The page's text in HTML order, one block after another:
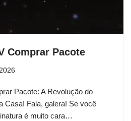
Comprar Pacote
Pacote: A Revolução do
Casa! Fala, galera! Se você
é muito cara…